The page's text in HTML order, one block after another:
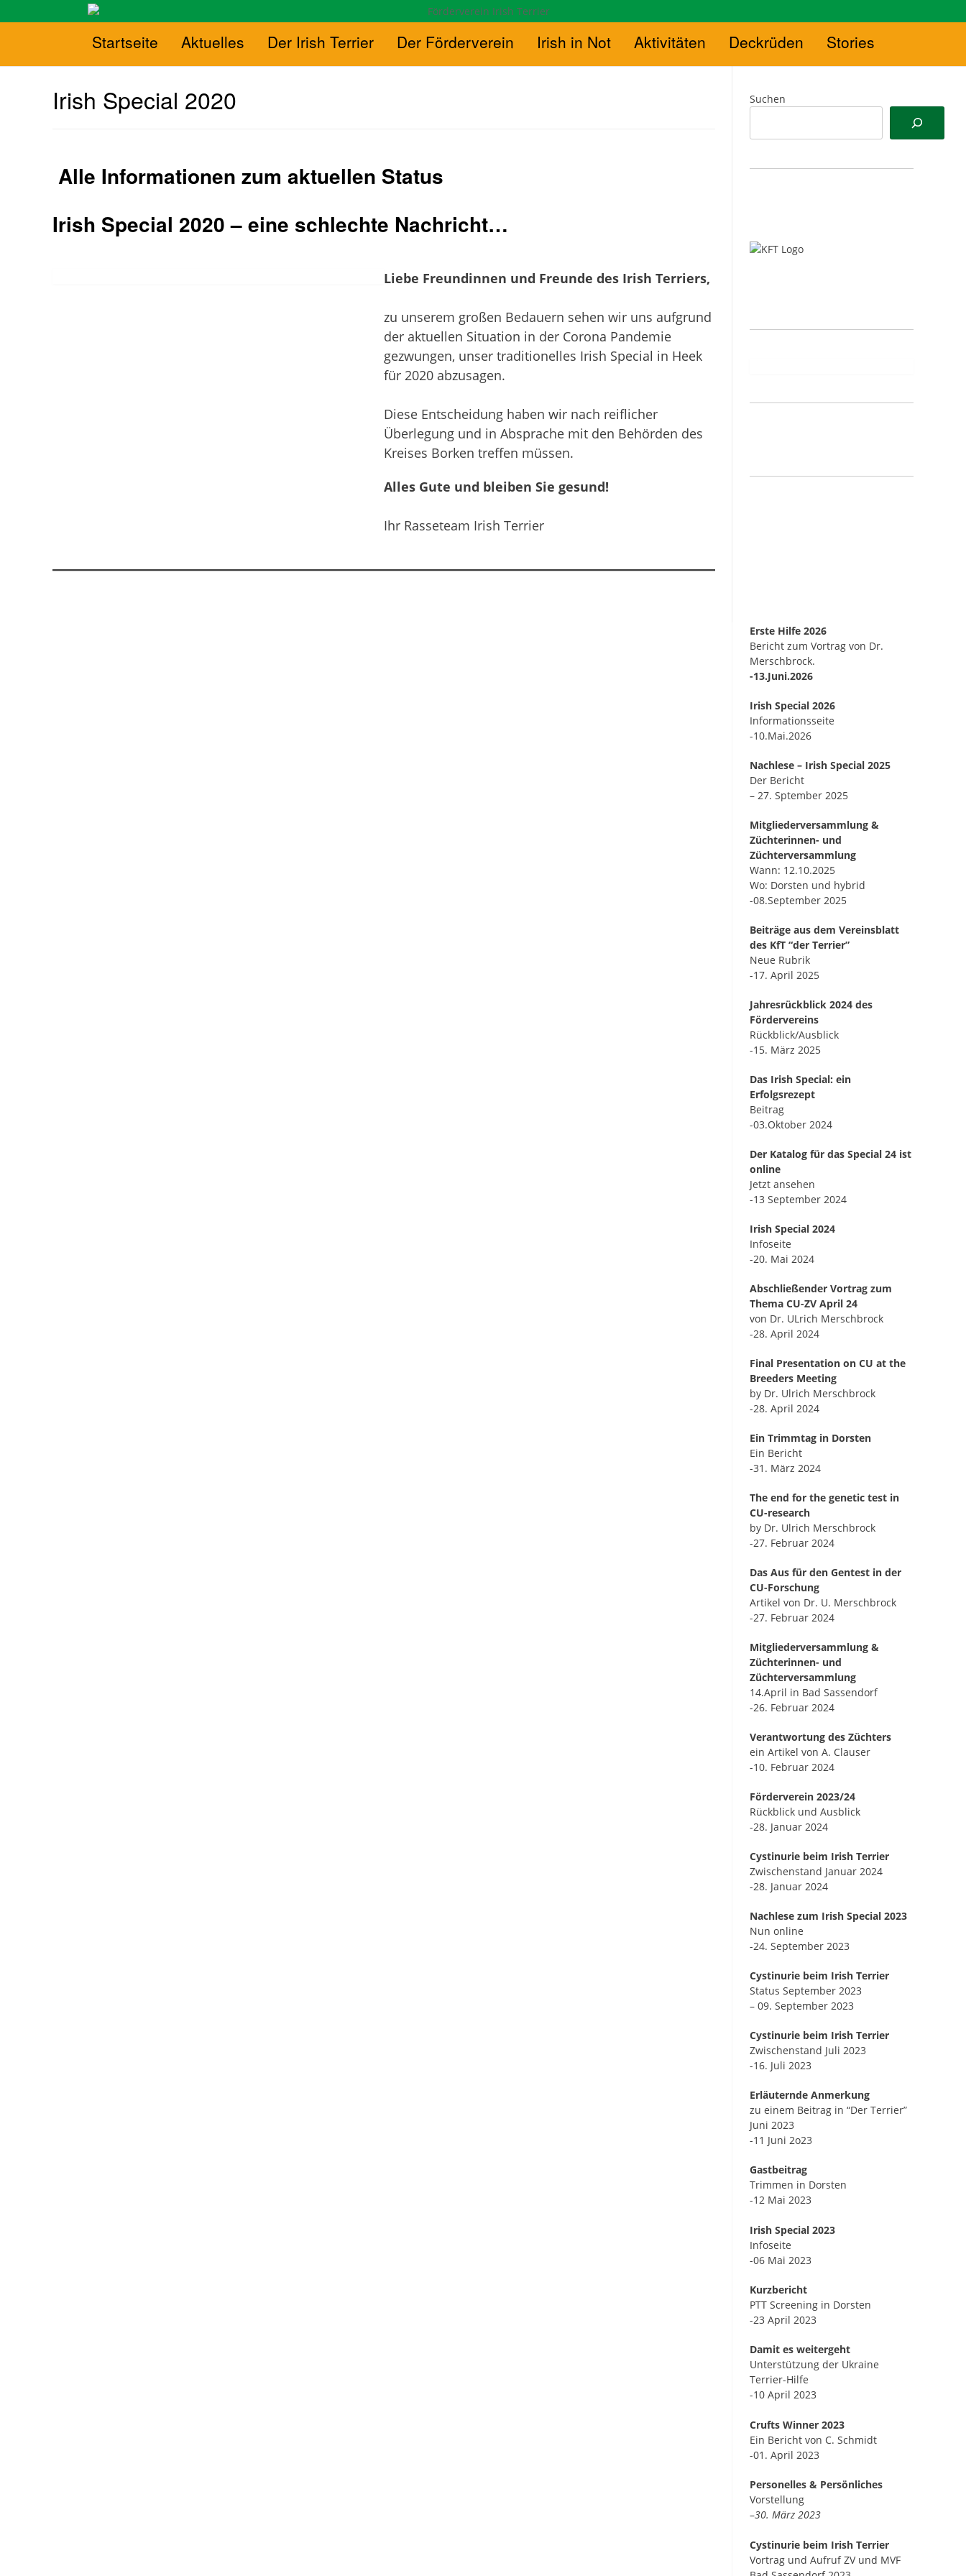
Startseite Aktuelles Der Irish Terrier Der Förderverein Irish in Not Aktivitäten Deckrüden Stories
Irish Special 2020
Alle Informationen zum aktuellen Status
Irish Special 2020 – eine schlechte Nachricht…
Liebe Freundinnen und Freunde des Irish Terriers,
zu unserem großen Bedauern sehen wir uns aufgrund
der aktuellen Situation in der Corona Pandemie
gezwungen, unser traditionelles Irish Special in Heek
für 2020 abzusagen.
Diese Entscheidung haben wir nach reiflicher
Überlegung und in Absprache mit den Behörden des
Kreises Borken treffen müssen.
Alles Gute und bleiben Sie gesund!
Ihr Rasseteam Irish Terrier
Suchen
Erste Hilfe 2026
Bericht zum Vortrag von Dr.
Merschbrock.
-13.Juni.2026
Irish Special 2026
Informationsseite
-10.Mai.2026
Nachlese – Irish Special 2025
Der Bericht
– 27. Sptember 2025
Mitgliederversammlung &
Züchterinnen- und
Züchterversammlung
Wann: 12.10.2025
Wo: Dorsten und hybrid
-08.September 2025
Beiträge aus dem Vereinsblatt
des KfT “der Terrier”
Neue Rubrik
-17. April 2025
Jahresrückblick 2024 des
Fördervereins
Rückblick/Ausblick
-15. März 2025
Das Irish Special: ein
Erfolgsrezept
Beitrag
-03.Oktober 2024
Der Katalog für das Special 24 ist
online
Jetzt ansehen
-13 September 2024
Irish Special 2024
Infoseite
-20. Mai 2024
Abschließender Vortrag zum
Thema CU-ZV April 24
von Dr. ULrich Merschbrock
-28. April 2024
Final Presentation on CU at the
Breeders Meeting
by Dr. Ulrich Merschbrock
-28. April 2024
Ein Trimmtag in Dorsten
Ein Bericht
-31. März 2024
The end for the genetic test in
CU-research
by Dr. Ulrich Merschbrock
-27. Februar 2024
Das Aus für den Gentest in der
CU-Forschung
Artikel von Dr. U. Merschbrock
-27. Februar 2024
Mitgliederversammlung &
Züchterinnen- und
Züchterversammlung
14.April in Bad Sassendorf
-26. Februar 2024
Verantwortung des Züchters
ein Artikel von A. Clauser
-10. Februar 2024
Förderverein 2023/24
Rückblick und Ausblick
-28. Januar 2024
Cystinurie beim Irish Terrier
Zwischenstand Januar 2024
-28. Januar 2024
Nachlese zum Irish Special 2023
Nun online
-24. September 2023
Cystinurie beim Irish Terrier
Status September 2023
– 09. September 2023
Cystinurie beim Irish Terrier
Zwischenstand Juli 2023
-16. Juli 2023
Erläuternde Anmerkung
zu einem Beitrag in “Der Terrier”
Juni 2023
-11 Juni 2o23
Gastbeitrag
Trimmen in Dorsten
-12 Mai 2023
Irish Special 2023
Infoseite
-06 Mai 2023
Kurzbericht
PTT Screening in Dorsten
-23 April 2023
Damit es weitergeht
Unterstützung der Ukraine
Terrier-Hilfe
-10 April 2023
Crufts Winner 2023
Ein Bericht von C. Schmidt
-01. April 2023
Personelles & Persönliches
Vorstellung
–30. März 2023
Cystinurie beim Irish Terrier
Vortrag und Aufruf ZV und MVF